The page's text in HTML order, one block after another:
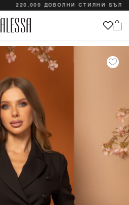
220,000 ДОВОЛНИ СТИЛНИ